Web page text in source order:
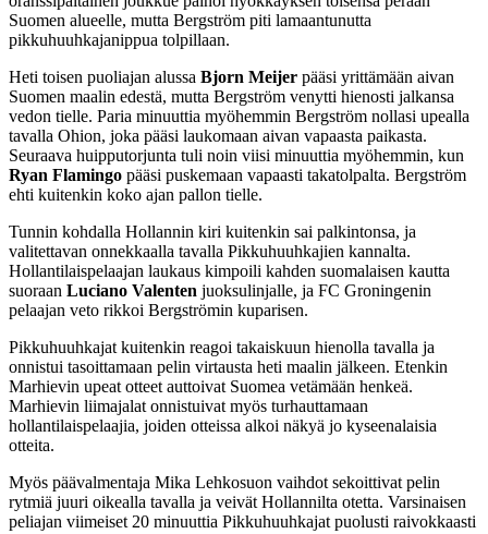
Suomen alueelle, mutta Bergström piti lamaantunutta
pikkuhuuhkajanippua tolpillaan.
Heti toisen puoliajan alussa Bjorn Meijer pääsi yrittämään aivan
Suomen maalin edestä, mutta Bergström venytti hienosti jalkansa
vedon tielle. Paria minuuttia myöhemmin Bergström nollasi upealla
tavalla Ohion, joka pääsi laukomaan aivan vapaasta paikasta.
Seuraava huipputorjunta tuli noin viisi minuuttia myöhemmin, kun
Ryan Flamingo pääsi puskemaan vapaasti takatolpalta. Bergström
ehti kuitenkin koko ajan pallon tielle.
Tunnin kohdalla Hollannin kiri kuitenkin sai palkintonsa, ja
valitettavan onnekkaalla tavalla Pikkuhuuhkajien kannalta.
Hollantilaispelaajan laukaus kimpoili kahden suomalaisen kautta
suoraan Luciano Valenten juoksulinjalle, ja FC Groningenin
pelaajan veto rikkoi Bergströmin kuparisen.
Pikkuhuuhkajat kuitenkin reagoi takaiskuun hienolla tavalla ja
onnistui tasoittamaan pelin virtausta heti maalin jälkeen. Etenkin
Marhievin upeat otteet auttoivat Suomea vetämään henkeä.
Marhievin liimajalat onnistuivat myös turhauttamaan
hollantilaispelaajia, joiden otteissa alkoi näkyä jo kyseenalaisia
otteita.
Myös päävalmentaja Mika Lehkosuon vaihdot sekoittivat pelin
rytmiä juuri oikealla tavalla ja veivät Hollannilta otetta. Varsinaisen
peliajan viimeiset 20 minuuttia Pikkuhuuhkajat puolusti raivokkaasti